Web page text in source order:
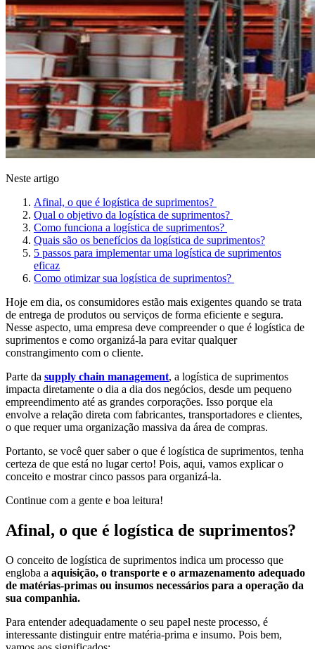
Neste artigo
Afinal, o que é logística de suprimentos?
Qual o objetivo da logística de suprimentos?
Como funciona a logística de suprimentos?
Quais são os benefícios da logística de suprimentos?
5 passos para implementar uma logística de suprimentos
eficaz
Como otimizar sua logística de suprimentos?
Hoje em dia, os consumidores estão mais exigentes quando se trata
de entrega de produtos ou serviços de forma eficiente e segura.
Nesse aspecto, uma empresa deve compreender o que é logística de
suprimentos e como organizá-la para evitar qualquer
constrangimento com o cliente.
Parte da supply chain management, a logística de suprimentos
impacta diretamente o dia a dia dos negócios, desde um pequeno
empreendimento até as grandes corporações. Isso porque ela
envolve a relação direta com fabricantes, transportadores e clientes,
o que requer uma organização massiva da área de compras.
Portanto, se você quer saber o que é logística de suprimentos, tenha
certeza de que está no lugar certo! Pois, aqui, vamos explicar o
conceito e mostrar cinco passos para organizá-la.
Continue com a gente e boa leitura!
Afinal, o que é logística de suprimentos?
O conceito de logística de suprimentos indica um processo que
engloba a aquisição, o transporte e o armazenamento adequado
de matérias-primas ou insumos necessários para a operação da
sua companhia.
Para entender adequadamente o seu papel neste processo, é
interessante distinguir entre matéria-prima e insumo. Pois bem,